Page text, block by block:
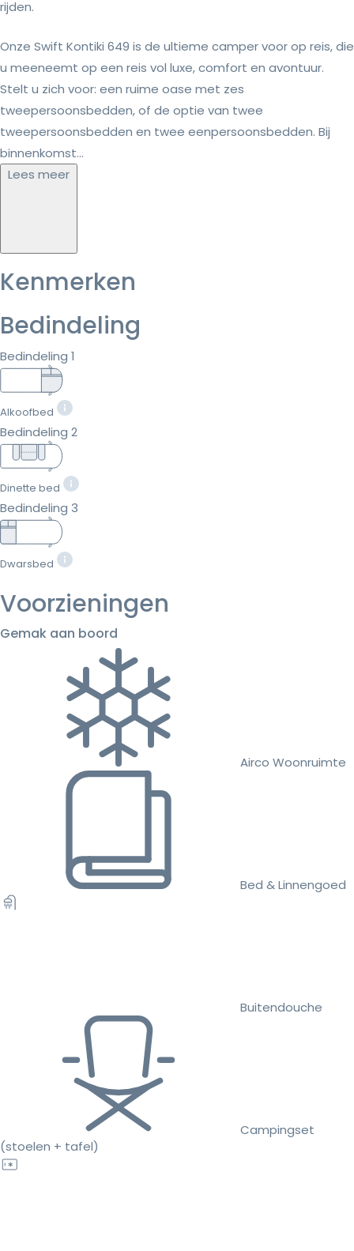
rijden.
Onze Swift Kontiki 649 is de ultieme camper voor op reis, die
u meeneemt op een reis vol luxe, comfort en avontuur.
Stelt u zich voor: een ruime oase met zes
tweepersoonsbedden, of de optie van twee
tweepersoonsbedden en twee eenpersoonsbedden. Bij
binnenkomst...
Lees meer
Kenmerken
Bedindeling
Bedindeling 1
Alkoofbed
Bedindeling 2
Dinette bed
Bedindeling 3
Dwarsbed
Voorzieningen
Gemak aan boord
Airco Woonruimte
Bed & Linnengoed
Buitendouche
Campingset
(stoelen + tafel)